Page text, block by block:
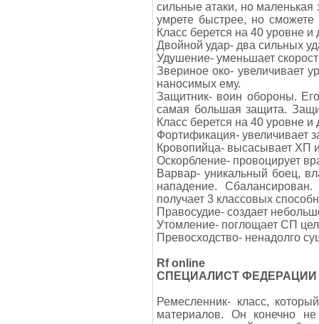
сильные атаки, но
умрете быстрее, но сможете
Класс берется на 40 уровне
Двойной удар- два сильных
Удушение- уменьшает
Звериное око- увеличивает
наносимых ему.
Защитник- воин обороны.
самая большая защита.
Класс берется на 40 уровне
Фортификация- увеличивает
Кровопийца- высасывает ХП
Оскорбление- провоцирует
Варвар- уникальный боец,
нападение.
получает 3 классовых
Правосудие- создает
Утомление- поглощает СП
Превосходство- ненадолго
Rf online
СПЕЦИАЛИСТ ФЕДЕРАЦИИ
Ремесленник- класс,
материалов. Он конечно